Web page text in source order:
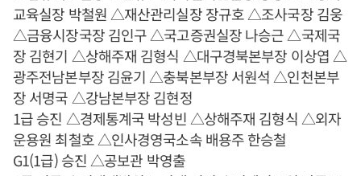
교육실장 박철원 △재산관리실장 장규호 △조사국장 김웅
△금융시장국장 김인구 △국고증권실장 나승근 △국제국
장 김현기 △상해주재 김형식 △대구경북본부장 이상엽 △
광주전남본부장 김윤기 △충북본부장 서원석 △인천본부
장 서명국 △강남본부장 김현정
1급 승진 △경제통계국 박성빈 △상해주재 김형식 △외자
운용원 최철호 △인사경영국소속 배용주 한승철
G1(1급) 승진 △공보관 박영출